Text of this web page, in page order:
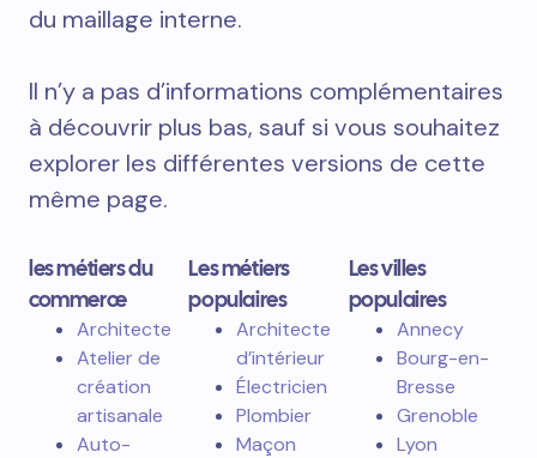
du maillage interne.
Il n’y a pas d’informations complémentaires
à découvrir plus bas, sauf si vous souhaitez
explorer les différentes versions de cette
même page.
les métiers du
commerce
Architecte
Atelier de
création
artisanale
Auto-
Les métiers
populaires
Architecte
d’intérieur
Électricien
Plombier
Maçon
Les villes
populaires
Annecy
Bourg-en-
Bresse
Grenoble
Lyon